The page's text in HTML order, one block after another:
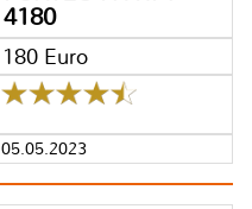
4180
180 Euro
05.05.2023